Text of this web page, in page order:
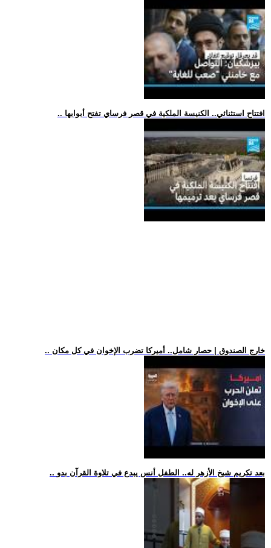
.. افتتاح استثنائي.. الكنيسة الملكية في قصر فرساي تفتح أبوابها
.. خارج الصندوق | حصار شامل.. أميركا تضرب الإخوان في كل مكان
.. بعد تكريم شيخ الأزهر له.. الطفل أنس يبدع في تلاوة القرآن بدو